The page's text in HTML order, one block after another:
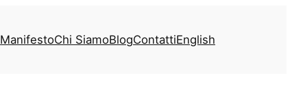
ManifestoChi SiamoBlogContattiEnglish